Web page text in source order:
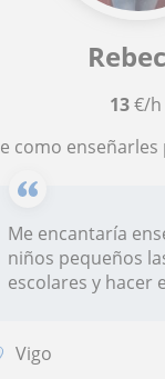
13€/h
Se como enseñarles para que entiendan
Me encantaría
niños pequeños
escolares y hacer
Vigo